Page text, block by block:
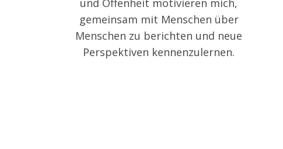
und Offenheit motivieren mich,
gemeinsam mit Menschen über
Menschen zu berichten und neue
Perspektiven kennenzulernen.